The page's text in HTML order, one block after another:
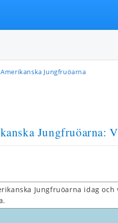
Jungfruöarna
Jungfruöarna:
Jungfruöarna idag